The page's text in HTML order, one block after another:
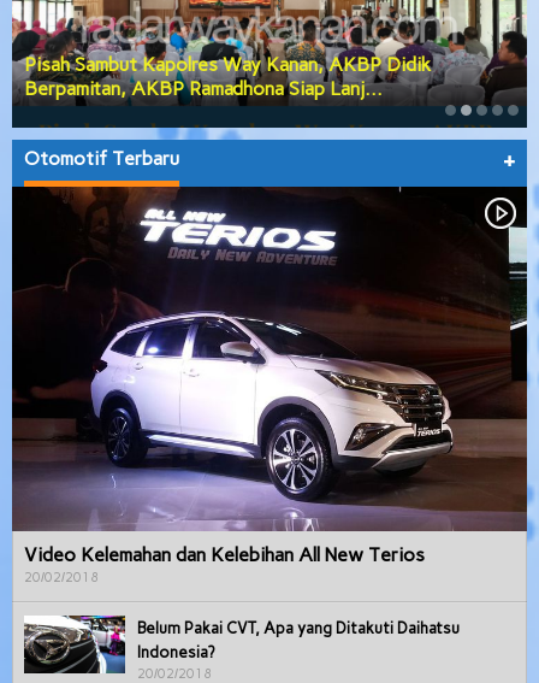
Pisah Sambut Kapolres Way Kanan, AKBP Didik
Berpamitan, AKBP Ramadhona Siap Lanj…
Otomotif Terbaru +
Video Kelemahan dan Kelebihan All New Terios
20/02/2018
Belum Pakai CVT, Apa yang Ditakuti Daihatsu
Indonesia?
20/02/2018